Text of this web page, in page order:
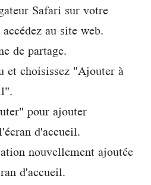
Safari sur votre
au site web.
de partage.
et choisissez "Ajouter à
pour ajouter
d'accueil.
nouvellement ajoutée
d'accueil.